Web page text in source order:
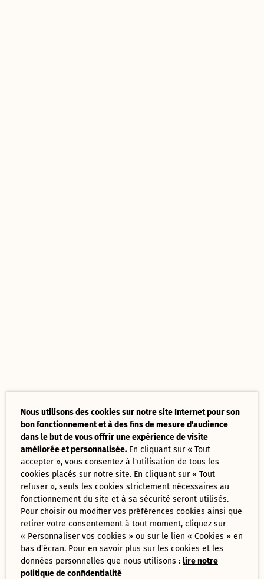
Nous utilisons des cookies sur notre site Internet pour son
bon fonctionnement et à des fins de mesure d'audience
dans le but de vous offrir une expérience de visite
améliorée et personnalisée. En cliquant sur « Tout
accepter », vous consentez à l'utilisation de tous les
cookies placés sur notre site. En cliquant sur « Tout
refuser », seuls les cookies strictement nécessaires au
fonctionnement du site et à sa sécurité seront utilisés.
Pour choisir ou modifier vos préférences cookies ainsi que
retirer votre consentement à tout moment, cliquez sur
« Personnaliser vos cookies » ou sur le lien « Cookies » en
bas d'écran. Pour en savoir plus sur les cookies et les
données personnelles que nous utilisons :lire notre
politique de confidentialité